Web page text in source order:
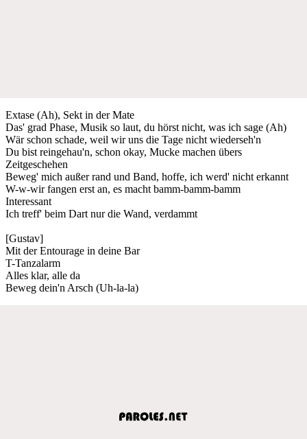
Extase (Ah), Sekt in der Mate
Das' grad Phase, Musik so laut, du hörst nicht, was ich sage (Ah)
Wär schon schade, weil wir uns die Tage nicht wiederseh'n
Du bist reingehau'n, schon okay, Mucke machen übers
Zeitgeschehen
Beweg' mich außer rand und Band, hoffe, ich werd' nicht erkannt
W-w-wir fangen erst an, es macht bamm-bamm-bamm
Interessant
Ich treff' beim Dart nur die Wand, verdammt
[Gustav]
Mit der Entourage in deine Bar
T-Tanzalarm
Alles klar, alle da
Beweg dein'n Arsch (Uh-la-la)